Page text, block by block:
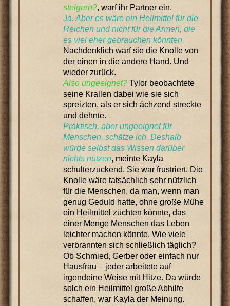
steigern?, warf ihr Partner ein.
Ja. Aber es wäre ein Heilmittel für die
Reichen und nicht für die Armen, die
es viel eher gebrauchen könnten.
Nachdenklich warf sie die Knolle von
der einen in die andere Hand. Und
wieder zurück.
Also ungeeignet?Tylor beobachtete
seine Krallen dabei wie sie sich
spreizten, als er sich ächzend streckte
und dehnte.
Praktisch, aber ungeeignet für
Menschen, schätze ich. Deshalb
würde selbst das Wissen darüber
nichts nützen, meinte Kayla
schulterzuckend. Sie war frustriert. Die
Knolle wäre tatsächlich sehr nützlich
für die Menschen, da man, wenn man
genug Geduld hatte, ohne große Mühe
ein Heilmittel züchten könnte, das
einer Menge Menschen das Leben
leichter machen könnte. Wie viele
verbrannten sich schließlich täglich?
Ob Schmied, Gerber oder einfach nur
Hausfrau – jeder arbeitete auf
irgendeine Weise mit Hitze. Da würde
solch ein Heilmittel große Abhilfe
schaffen, war Kayla der Meinung.